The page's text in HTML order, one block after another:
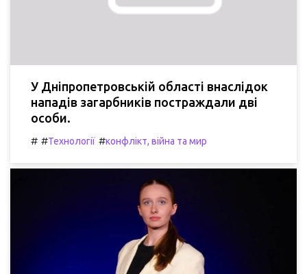
У Дніпропетровській області внаслідок
нападів загарбників постраждали дві
особи.
# #Технології #конфлікт, війна та мир